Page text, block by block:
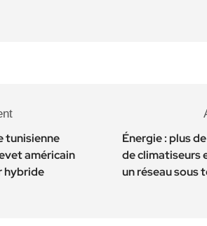
tunisienne
américain
hybride
Énergie : plus
de climatiseurs
un réseau sous